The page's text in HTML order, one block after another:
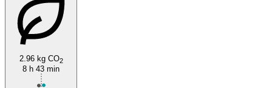
2.96 kg CO2
8 h 43 min